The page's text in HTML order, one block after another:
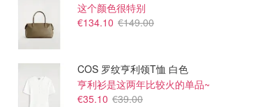
这个颜色很特别
€134.10 €149.00
COS 罗纹亨利领T恤 白色
亨利衫是这两年比较火的单品~
€35.10 €39.00